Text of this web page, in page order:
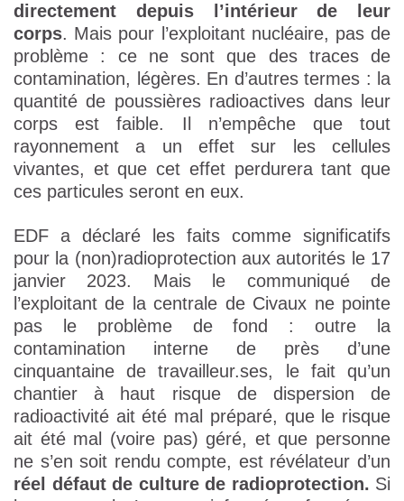
directement depuis l’intérieur de leur
corps. Mais pour l’exploitant nucléaire, pas de
problème : ce ne sont que des traces de
contamination, légères. En d’autres termes : la
quantité de poussières radioactives dans leur
corps est faible. Il n’empêche que tout
rayonnement a un effet sur les cellules
vivantes, et que cet effet perdurera tant que
ces particules seront en eux.
EDF a déclaré les faits comme significatifs
pour la (non)radioprotection aux autorités le 17
janvier 2023. Mais le communiqué de
l’exploitant de la centrale de Civaux ne pointe
pas le problème de fond : outre la
contamination interne de près d’une
cinquantaine de travailleur.ses, le fait qu’un
chantier à haut risque de dispersion de
radioactivité ait été mal préparé, que le risque
ait été mal (voire pas) géré, et que personne
ne s’en soit rendu compte, est révélateur d’un
réel défaut de culture de radioprotection. Si